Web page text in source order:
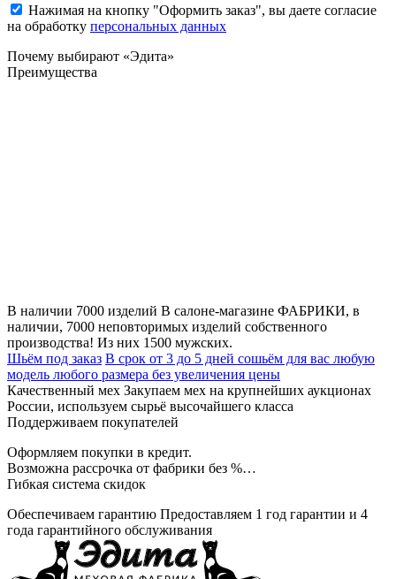
Нажимая на кнопку "Оформить заказ", вы даете согласие
на обработку персональных данных
Почему выбирают «Эдита»
Преимущества
В наличии 7000 изделий В салоне-магазине ФАБРИКИ, в
наличии, 7000 неповторимых изделий собственного
производства! Из них 1500 мужских.
Шьём под заказ В срок от 3 до 5 дней сошьём для вас любую
модель любого размера без увеличения цены
Качественный мех Закупаем мех на крупнейших аукционах
России, используем сырьё высочайшего класса
Поддерживаем покупателей
Оформляем покупки в кредит.
Возможна рассрочка от фабрики без %…
Гибкая система скидок
Обеспечиваем гарантию Предоставляем 1 год гарантии и 4
года гарантийного обслуживания